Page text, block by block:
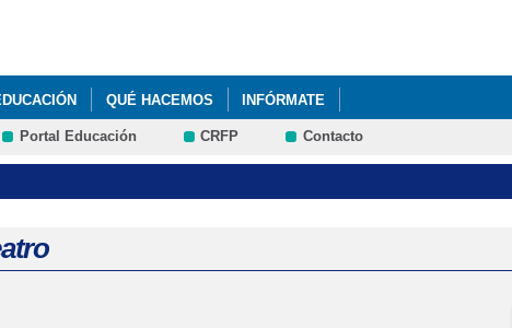
QUÉ HACEMOS INFÓRMATE
SOCIAL EUROPEO EN EL CLAVERO ERASMUS +
COVID
DIGITALES
Portal Educación CRFP Contacto